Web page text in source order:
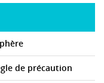
de précaution